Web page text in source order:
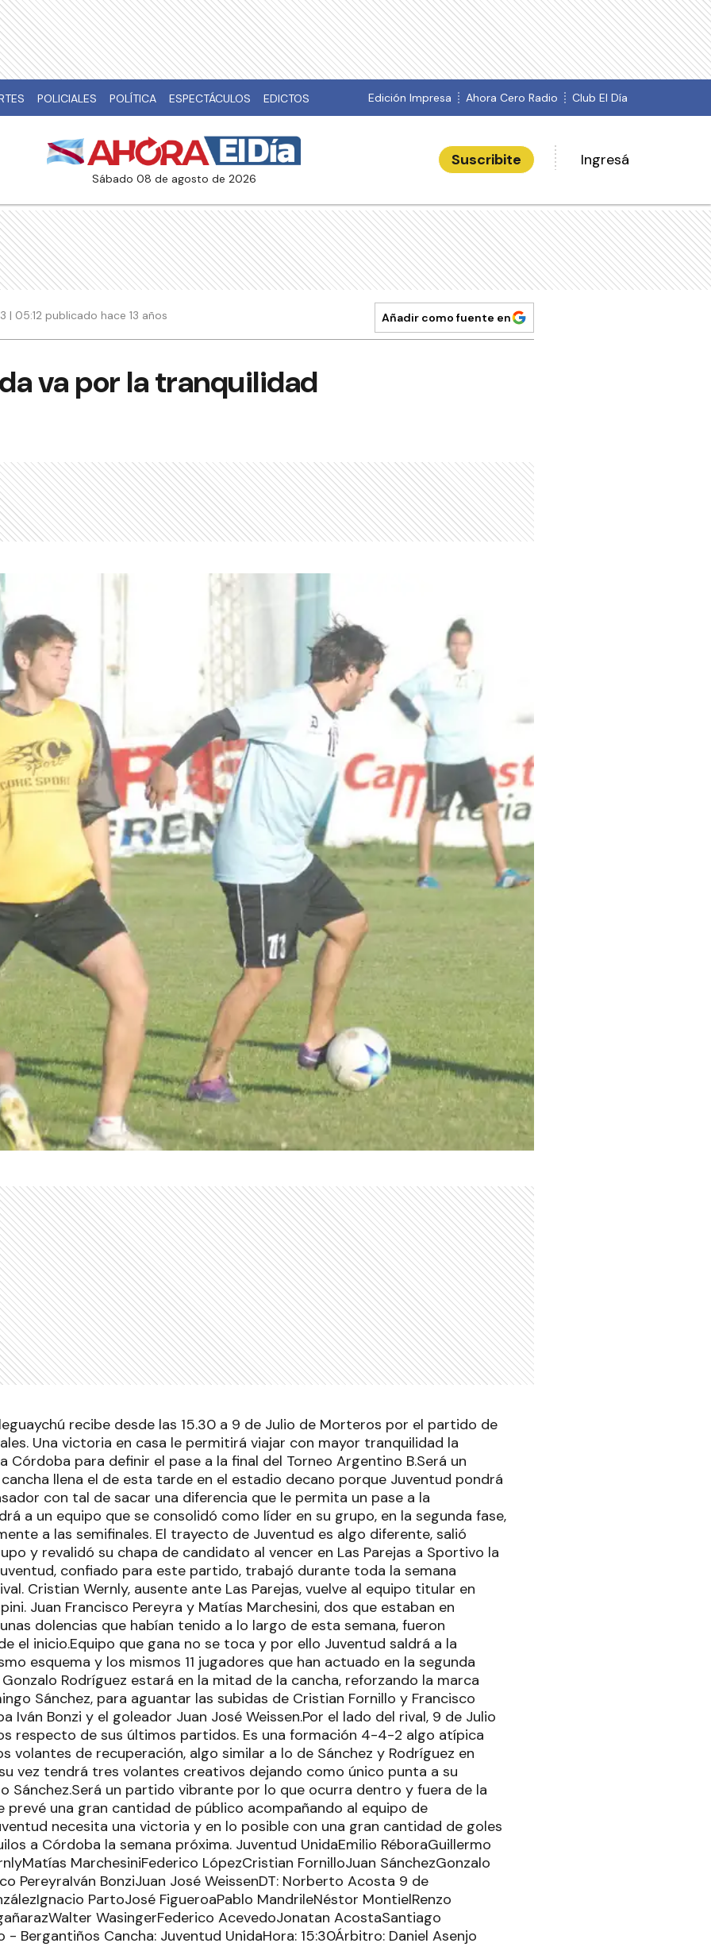
POLICIALES POLÍTICA ESPECTÁCULOS EDICTOS Edición Impresa Ahora Cero Radio Club El Día
sábado 08 de agosto de 2026
Suscribite Ingresá
| 05:12 publicado hace 13 años Añadir como fuente en
va por la tranquilidad
recibe desde las 15.30 a 9 de Julio de Morteros por el partido de
Una victoria en casa le permitirá viajar con mayor tranquilidad la
Córdoba para definir el pase a la final del Torneo Argentino B.Será un
llena el de esta tarde en el estadio decano porque Juventud pondrá
con tal de sacar una diferencia que le permita un pase a la
a un equipo que se consolidó como líder en su grupo, en la segunda fase,
a las semifinales. El trayecto de Juventud es algo diferente, salió
y revalidó su chapa de candidato al vencer en Las Parejas a Sportivo la
confiado para este partido, trabajó durante toda la semana
Cristian Wernly, ausente ante Las Parejas, vuelve al equipo titular en
Juan Francisco Pereyra y Matías Marchesini, dos que estaban en
dolencias que habían tenido a lo largo de esta semana, fueron
el inicio.Equipo que gana no se toca y por ello Juventud saldrá a la
esquema y los mismos 11 jugadores que han actuado en la segunda
Rodríguez estará en la mitad de la cancha, reforzando la marca
Sánchez, para aguantar las subidas de Cristian Fornillo y Francisco
Iván Bonzi y el goleador Juan José Weissen.Por el lado del rival, 9 de Julio
respecto de sus últimos partidos. Es una formación 4-4-2 algo atípica
volantes de recuperación, algo similar a lo de Sánchez y Rodríguez en
vez tendrá tres volantes creativos dejando como único punta a su
Sánchez.Será un partido vibrante por lo que ocurra dentro y fuera de la
prevé una gran cantidad de público acompañando al equipo de
necesita una victoria y en lo posible con una gran cantidad de goles
a Córdoba la semana próxima. Juventud UnidaEmilio RéboraGuillermo
MarchesiniFederico LópezCristian FornilloJuan SánchezGonzalo
PereyraIván BonziJuan José WeissenDT: Norberto Acosta 9 de
PartoJosé FigueroaPablo MandrileNéstor MontielRenzo
WasingerFederico AcevedoJonatan AcostaSantiago
- Bergantiños Cancha: Juventud UnidaHora: 15:30Árbitro: Daniel Asenjo